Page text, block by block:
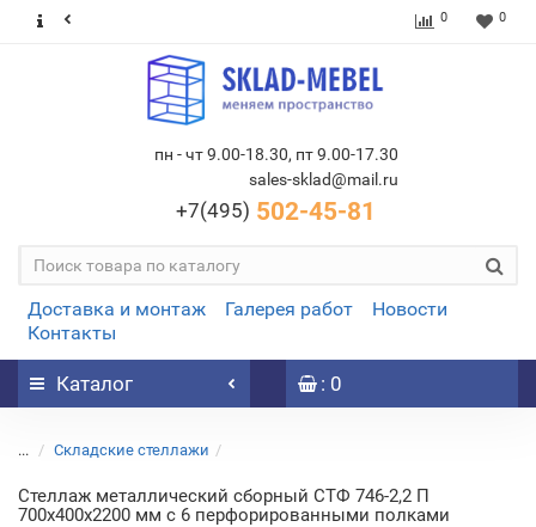
0 0
пн - чт 9.00-18.30, пт 9.00-17.30
sales-sklad@mail.ru
+7(495) 502-45-81
Доставка и монтаж Галерея работ
Новости
Контакты
Каталог : 0
... Складские стеллажи
Стеллаж металлический сборный СТФ 746-2,2 П
700х400х2200 мм с 6 перфорированными полками